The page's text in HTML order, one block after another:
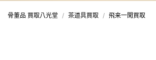
骨董品 買取八光堂 茶道具買取 飛来一閑買取